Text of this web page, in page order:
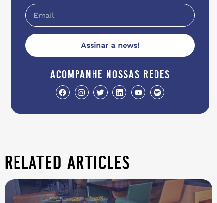
Assinar a news!
acompanhe nossas redes
related articles